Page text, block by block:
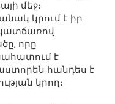
մեջ։
կրում է իր
որը
է
հանդես է
կրող։